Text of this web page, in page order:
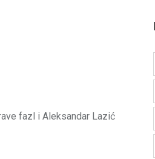
fazl i Aleksandar Lazić